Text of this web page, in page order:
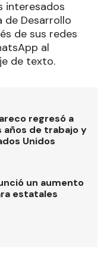
interesados
de Desarrollo
de sus redes
al
de texto.
regresó a
de trabajo y
Unidos
un aumento
estatales